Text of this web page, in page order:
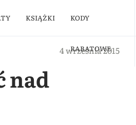
KSIĄŻKI KODY
RABATOWE
4 września 2015
nad